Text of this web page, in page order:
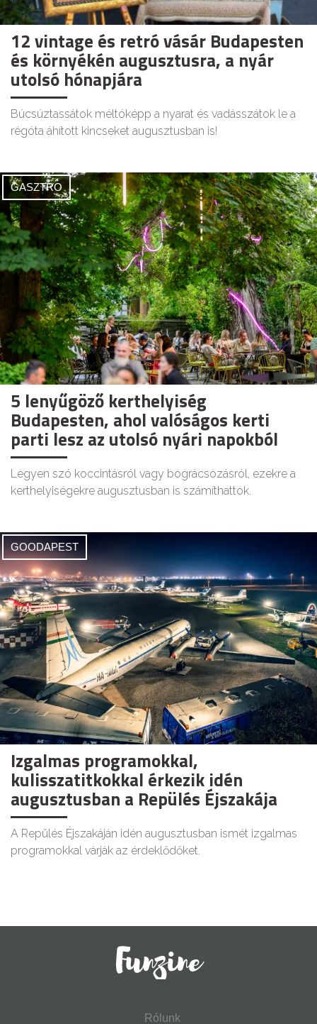
12 vintage és retró vásár Budapesten
és környékén augusztusra, a nyár
utolsó hónapjára
Búcsúztassátok méltóképp a nyarat és vadásszátok le a
régóta áhított kincseket augusztusban is!
GASZTRO
5 lenyűgöző kerthelyiség
Budapesten, ahol valóságos kerti
parti lesz az utolsó nyári napokból
Legyen szó koccintásról vagy bográcsozásról, ezekre a
kerthelyiségekre augusztusban is számíthattok.
GOODAPEST
Izgalmas programokkal,
kulisszatitkokkal érkezik idén
augusztusban a Repülés Éjszakája
A Repülés Éjszakáján idén augusztusban ismét izgalmas
programokkal várják az érdeklődőket.
Rólunk